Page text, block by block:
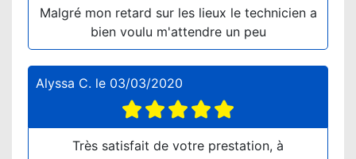
Malgré mon retard sur les lieux le technicien a
bien voulu m'attendre un peu
Alyssa C. le 03/03/2020
Très satisfait de votre prestation, à